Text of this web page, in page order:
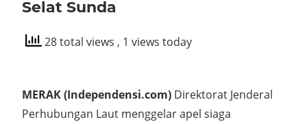
Selat Sunda
28 total views , 1 views today
MERAK (Independensi.com) Direktorat Jenderal
Perhubungan Laut menggelar apel siaga